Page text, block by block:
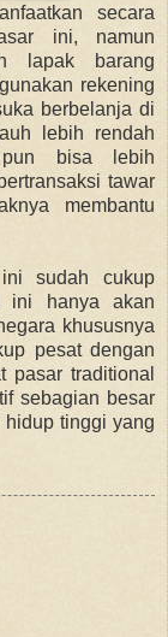
secara
ini, namun
lapak barang
rekening
berbelanja di
lebih rendah
pun bisa lebih
tawar
membantu
sudah cukup
ini hanya akan
khususnya
pesat dengan
traditional
sebagian besar
tinggi yang